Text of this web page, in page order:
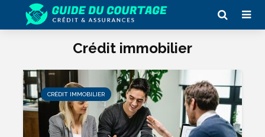
Crédit immobilier
CRÉDIT IMMOBILIER